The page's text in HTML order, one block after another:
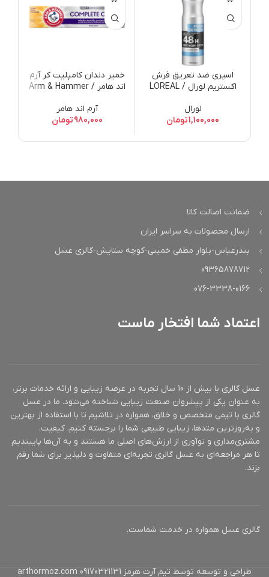
اسپری ضد تعریق فرش
اکستریم لورال / LOREAL
Deodorant Fresh
Extreme 250Ml
لورال
1,100,000تومان
خمیر دندان کامپلیت کر آرم
اند هامر / Arm & Hammer
Defense Fluoride
Anticavity Toothpaste
آرم اند هامر
980,000تومان
ضمانت اصالت کالا
ارسال محصولات به سراسر ایران
بندرعباس-بلوار مطفی خمینی-کوچه ستایش-گالری عسل
09365878712
076-3338-0166
اعتماد شما افتخار ماست
عسل گالری با بیش از 10 سال تجربه در عرصه زیبایی و ارائه خدمات برتر،
به عنوان یکی از پیشروان صنعت زیبایی شناخته می‌شود. ما در عسل
گالری با تیمی متخصص و خلاق، همواره در تلاشیم تا با استفاده از بهترین
و به‌روزترین متدها، زیبایی طبیعی شما را برجسته کنیم. کیفیت،
مشتری‌مداری و نوآوری از ارزش‌های اصلی ما هستند و به آن‌ها پایبندیم
تا هر مراجعه‌ای به عسل گالری تجربه‌ای متفاوت و دلپذیر برای شما رقم
بزند.
گالری عسل همواره در خدمت شماست.
طراحی و توسعه توسط تیم آرت هرمز 09170321131 arthormoz.com